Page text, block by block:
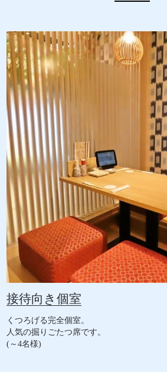
接待向き個室
くつろげる完全個室。
人気の掘りごたつ席です。
(～4名様)